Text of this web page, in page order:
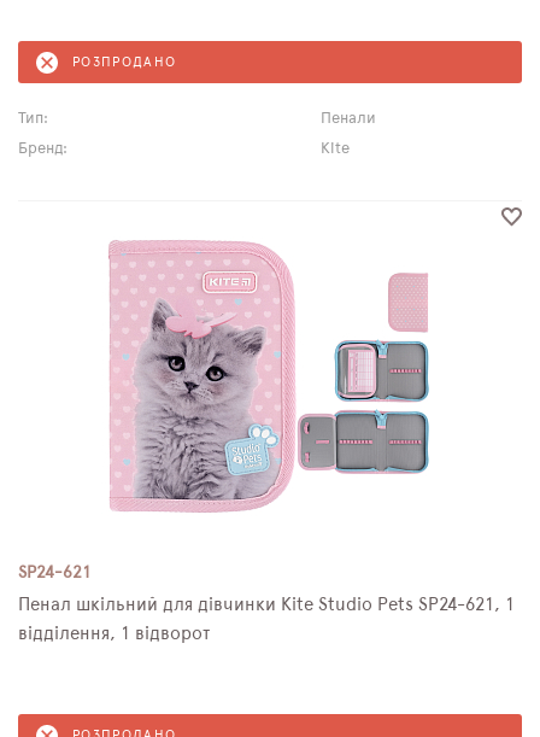
РОЗПРОДАНО
Тип:
Пенали
Бренд:
Kite
SP24-621
Пенал шкільний для дівчинки Kite Studio Pets SP24-621, 1
відділення, 1 відворот